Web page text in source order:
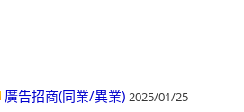
廣告招商(同業/異業) 2025/01/25